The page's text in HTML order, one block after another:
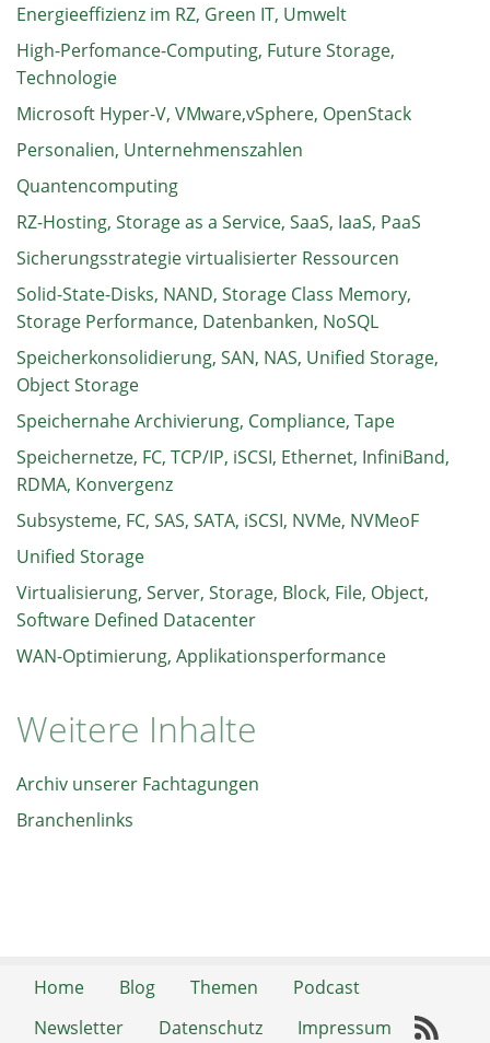
Energieeffizienz im RZ, Green IT, Umwelt
High-Perfomance-Computing, Future Storage,
Technologie
Microsoft Hyper-V, VMware,vSphere, OpenStack
Personalien, Unternehmenszahlen
Quantencomputing
RZ-Hosting, Storage as a Service, SaaS, IaaS, PaaS
Sicherungsstrategie virtualisierter Ressourcen
Solid-State-Disks, NAND, Storage Class Memory,
Storage Performance, Datenbanken, NoSQL
Speicherkonsolidierung, SAN, NAS, Unified Storage,
Object Storage
Speichernahe Archivierung, Compliance, Tape
Speichernetze, FC, TCP/IP, iSCSI, Ethernet, InfiniBand,
RDMA, Konvergenz
Subsysteme, FC, SAS, SATA, iSCSI, NVMe, NVMeoF
Unified Storage
Virtualisierung, Server, Storage, Block, File, Object,
Software Defined Datacenter
WAN-Optimierung, Applikationsperformance
Weitere Inhalte
Archiv unserer Fachtagungen
Branchenlinks
Home Blog Themen
Podcast
Newsletter
Datenschutz Impressum